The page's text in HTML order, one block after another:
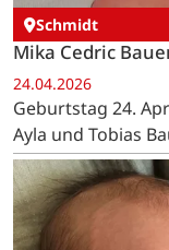
Schmidt
Mika Cedric
24.04.2026
Geburtstag 24.
Ayla und Tobias